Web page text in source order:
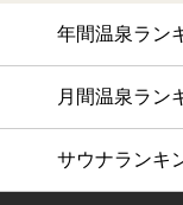
年間温泉ラン
月間温泉ラン
サウナランキ